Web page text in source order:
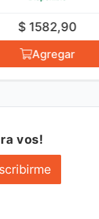
1582,90
Agregar
vos!